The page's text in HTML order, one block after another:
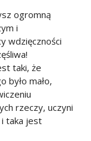
ogromną
i
wdzięczności
taki, że
było mało,
rzeczy, uczyni
i taka jest